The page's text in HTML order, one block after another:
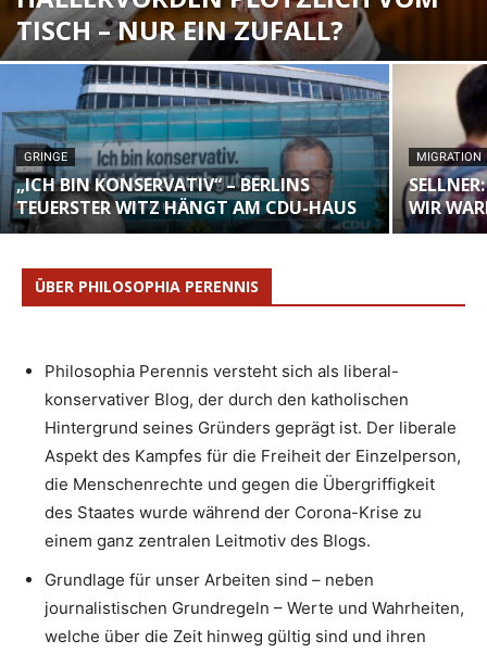
TISCH – NUR EIN ZUFALL?
GRINGE
„ICH BIN KONSERVATIV“ – BERLINS
TEUERSTER WITZ HÄNGT AM CDU-HAUS
MIGRATION
WIR
ÜBER PHILOSOPHIA PERENNIS
Philosophia Perennis versteht sich als liberal-
konservativer Blog, der durch den katholischen
Hintergrund seines Gründers geprägt ist. Der liberale
Aspekt des Kampfes für die Freiheit der Einzelperson,
die Menschenrechte und gegen die Übergriffigkeit
des Staates wurde während der Corona-Krise zu
einem ganz zentralen Leitmotiv des Blogs.
Grundlage für unser Arbeiten sind – neben
journalistischen Grundregeln – Werte und Wahrheiten,
welche über die Zeit hinweg gültig sind und ihren